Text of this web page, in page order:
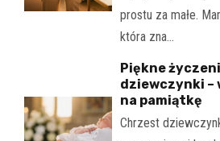
prostu za małe.
która zna…
Piękne
dziewczynki –
na pamiątkę
Chrzest